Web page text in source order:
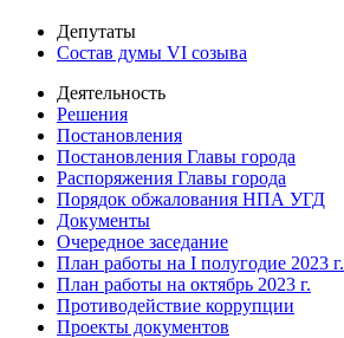
Депутаты
Состав думы VI созыва
Деятельность
Решения
Постановления
Постановления Главы города
Распоряжения Главы города
Порядок обжалования НПА УГД
Документы
Очередное заседание
План работы на I полугодие 2023 г.
План работы на октябрь 2023 г.
Противодействие коррупции
Проекты документов